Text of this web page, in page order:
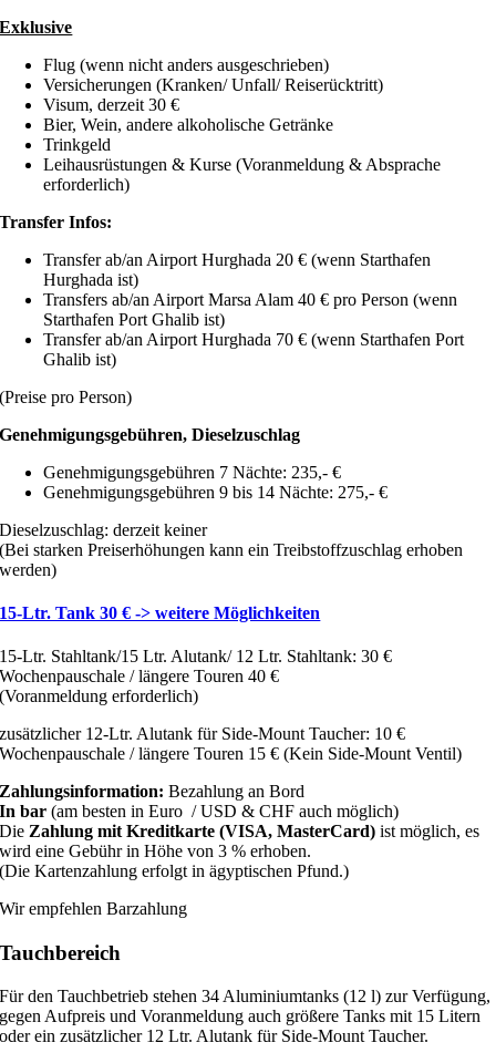
Exklusive
Flug (wenn nicht anders ausgeschrieben)
Versicherungen (Kranken/ Unfall/ Reiserücktritt)
Visum, derzeit 30 €
Bier, Wein, andere alkoholische Getränke
Trinkgeld
Leihausrüstungen & Kurse (Voranmeldung & Absprache
erforderlich)
Transfer Infos:
Transfer ab/an Airport Hurghada 20 € (wenn Starthafen
Hurghada ist)
Transfers ab/an Airport Marsa Alam 40 € pro Person (wenn
Starthafen Port Ghalib ist)
Transfer ab/an Airport Hurghada 70 € (wenn Starthafen Port
Ghalib ist)
(Preise pro Person)
Genehmigungsgebühren, Dieselzuschlag
Genehmigungsgebühren 7 Nächte: 235,- €
Genehmigungsgebühren 9 bis 14 Nächte: 275,- €
Dieselzuschlag: derzeit keiner
(Bei starken Preiserhöhungen kann ein Treibstoffzuschlag erhoben
werden)
15-Ltr. Tank 30 € -> weitere Möglichkeiten
15-Ltr. Stahltank/15 Ltr. Alutank/ 12 Ltr. Stahltank: 30 €
Wochenpauschale / längere Touren 40 €
(Voranmeldung erforderlich)
zusätzlicher 12-Ltr. Alutank für Side-Mount Taucher: 10 €
Wochenpauschale / längere Touren 15 € (Kein Side-Mount Ventil)
Zahlungsinformation:Bezahlung an Bord
In bar (am besten in Euro / USD & CHF auch möglich)
Die Zahlung mit Kreditkarte (VISA, MasterCard) ist möglich, es
wird eine Gebühr in Höhe von 3 % erhoben.
(Die Kartenzahlung erfolgt in ägyptischen Pfund.)
Wir empfehlen Barzahlung
Tauchbereich
Für den Tauchbetrieb stehen 34 Aluminiumtanks (12 l) zur Verfügung,
gegen Aufpreis und Voranmeldung auch größere Tanks mit 15 Litern
oder ein zusätzlicher 12 Ltr. Alutank für Side-Mount Taucher.